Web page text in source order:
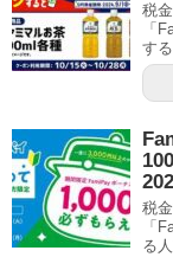
税
「
す
税
「
る